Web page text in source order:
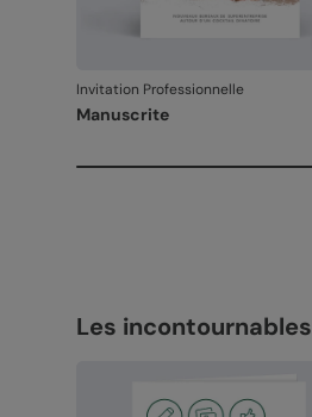
Invitation Professionnelle
Manuscrite
Les incontournables